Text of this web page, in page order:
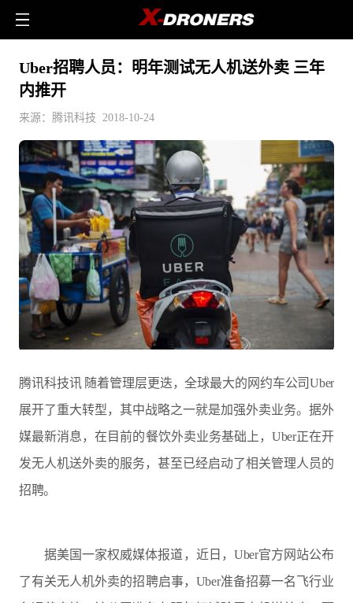
Uber招聘人员：明年测试无人机送外卖 三年
内推开
来源：腾讯科技 2018-10-24
腾讯科技讯 随着管理层更迭，全球最大的网约车公司Uber
展开了重大转型，其中战略之一就是加强外卖业务。据外
媒最新消息，在目前的餐饮外卖业务基础上，Uber正在开
发无人机送外卖的服务，甚至已经启动了相关管理人员的
招聘。
据美国一家权威媒体报道，近日，Uber官方网站公布
了有关无人机外卖的招聘启事，Uber准备招募一名飞行业